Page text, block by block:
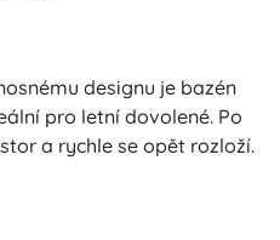
designu je bazén
pro letní dovolené. Po
a rychle se opět rozloží.